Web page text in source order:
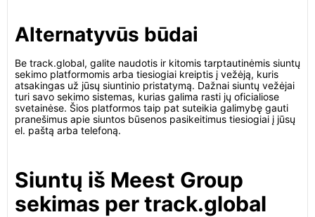
Alternatyvūs būdai
Be track.global, galite naudotis ir kitomis tarptautinėmis siuntų
sekimo platformomis arba tiesiogiai kreiptis į vežėją, kuris
atsakingas už jūsų siuntinio pristatymą. Dažnai siuntų vežėjai
turi savo sekimo sistemas, kurias galima rasti jų oficialiose
svetainėse. Šios platformos taip pat suteikia galimybę gauti
pranešimus apie siuntos būsenos pasikeitimus tiesiogiai į jūsų
el. paštą arba telefoną.
Siuntų iš Meest Group
sekimas per track.global